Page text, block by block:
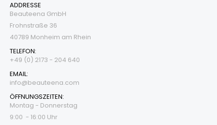
ADDRESSE
Beauteena GmbH
Frohnstraße 36
40789 Monheim am Rhein
TELEFON:
+49 (0) 2173 - 204 640
EMAIL:
info@beauteena.com
ÖFFNUNGSZEITEN:
Montag - Donnerstag
9:00 - 16:00 Uhr